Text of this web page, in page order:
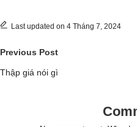
Last updated on 4 Tháng 7, 2024
Post
navigation
Previous Post
Thập giá nói gì